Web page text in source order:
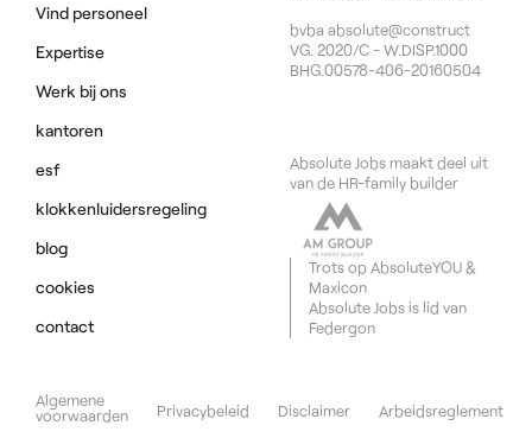
Vind personeel
Expertise
Werk bij ons
kantoren
esf
klokkenluidersregeling
blog
cookies
contact
Absolute Jobs maakt deel uit
van de HR-family builder
Trots op AbsoluteYOU&
Maxicon
Absolute Jobs is lid van
Federgon
bvba absolute@construct
VG. 2020/C - W.DISP.1000
BHG.00578-406-20160504
Algemene
voorwaarden
Privacybeleid Disclaimer Arbeidsreglement